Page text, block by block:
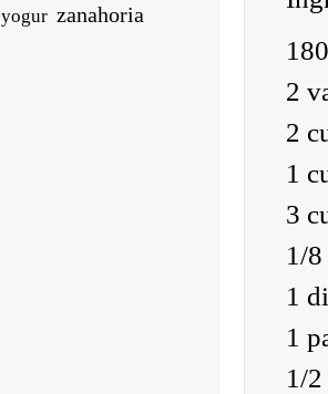
yogur zanahoria
2
2
1
3
1/8
1
1
1/